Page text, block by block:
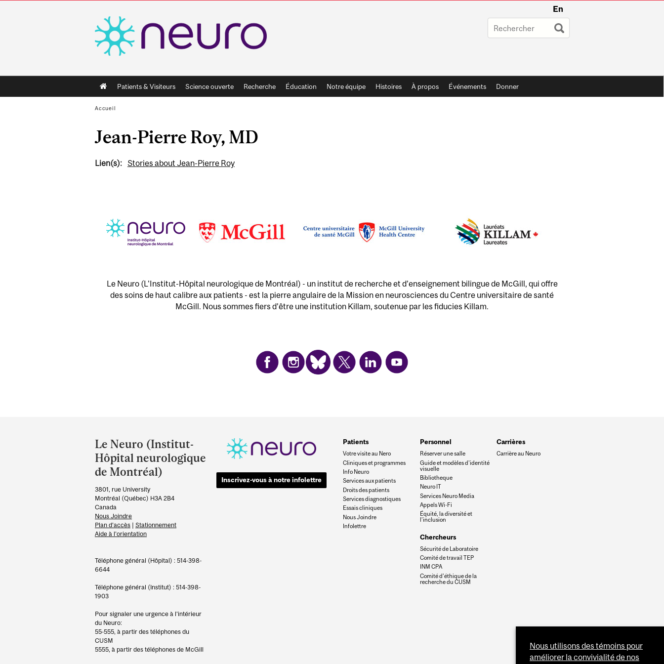
En
Main
navigation
Patients & Visiteurs Science ouverte Recherche Éducation Notre équipe Histoires À propos Événements Donner
Accueil
Jean-Pierre Roy, MD
Lien(s): Stories about Jean-Pierre Roy
Le Neuro (L'Institut-Hôpital neurologique de Montréal) - un institut de recherche et d’enseignement bilingue de McGill, qui offre
des soins de haut calibre aux patients - est la pierre angulaire de la Mission en neurosciences du Centre universitaire de santé
McGill. Nous sommes fiers d’être une institution Killam, soutenue par les fiducies Killam.
and
University
Information
Le Neuro (Institut-
Hôpital neurologique
de Montréal)
3801, rue University
Montréal (Québec) H3A 2B4
Canada
Nous Joindre
Plan d’accès | Stationnement
Aide à l’orientation
Téléphone général (Hôpital) : 514-398-
6644
Téléphone général (Institut) : 514-398-
1903
Pour signaler une urgence à l'intérieur
du Neuro:
55-555, à partir des téléphones du
CUSM
5555, à partir des téléphones de McGill
Inscrivez-vous à notre infolettre
Patients
Votre visite au Nero
Cliniques et programmes
Info Neuro
Services aux patients
Droits des patients
Services diagnostiques
Essais cliniques
Nous Joindre
Infolettre
Personnel
Réserver une salle
Guide et modèles d'identité
visuelle
Bibliotheque
Neuro IT
Services Neuro Media
Appels Wi-Fi
Équité, la diversité et
l’inclusion
Chercheurs
Sécurité de Laboratoire
Comité de travail TEP
INM CPA
Comité d’éthique de la
recherche du CUSM
Carrières
Carrière au Neuro
Nous utilisons des témoins pour
améliorer la convivialité de nos